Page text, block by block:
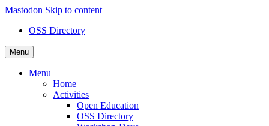
Mastodon Skip to content
OSS Directory
Menu
Menu
Home
Activities
Open Education
OSS Directory